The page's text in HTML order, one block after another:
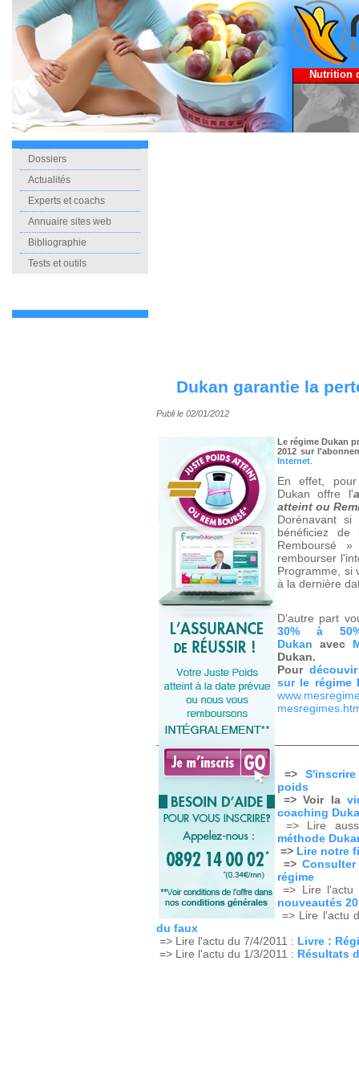
Nutrition
Dossiers
Actualités
Experts et coachs
Annuaire sites web
Bibliographie
Tests et outils
Dukan garantie la
Publi le 02/01/2012
Le régime Dukan
2012 sur
Internet
En effet,
Dukan offre l'
atteint ou
Dorénavant si
bénéficiez
Remboursé
rembourser
Programme, si
à la dernière
D'autre part
30% à
Dukan avec
Dukan.
Pour
sur le régime
=>
poids
=> Voir la
coaching
=> Lire
méthode
=> Lire notre
=>
régime
=> Lire l'actu
nouveautés
=> Lire l'actu
du faux
=> Lire l'actu du 7/4/2011 : Livre :
=> Lire l'actu du 1/3/2011 : Résultats